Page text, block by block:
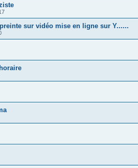
sur vidéo mise en ligne sur Y......